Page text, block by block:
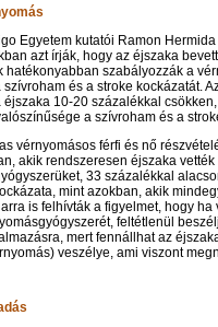
Egyetem kutatói Ramon
azt írják, hogy az éjszaka
hatékonyabban szabályozzák a
szívroham és a stroke kockázatát.
éjszaka 10-20 százalékkal
a szívroham és a
vérnyomásos férfi és nő
akik rendszeresen éjszaka
33 százalékkal
mint azokban, akik
is felhívták a figyelmet, hogy
feltétlenül
mert fennállhat az
veszélye, ami viszont